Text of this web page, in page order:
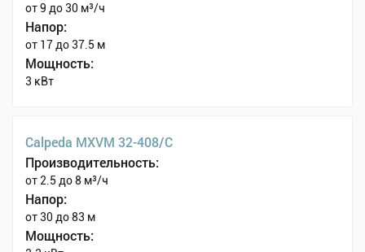
от 9 до 30 м³/ч
Напор:
от 17 до 37.5 м
Мощность:
3 кВт
Calpeda MXVM 32-408/C
Производительность:
от 2.5 до 8 м³/ч
Напор:
от 30 до 83 м
Мощность: